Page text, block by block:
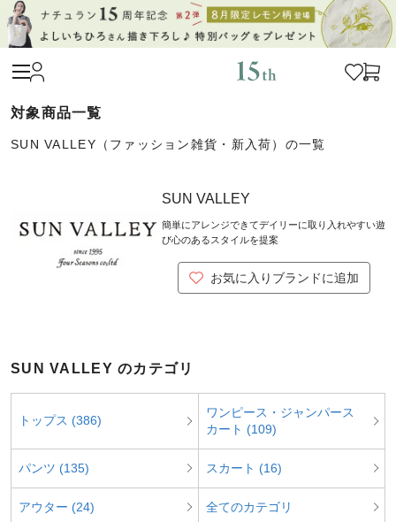
SUN VALLEY（ファッション雑貨・新入荷）の一覧
SUN VALLEY
簡単にアレンジできてデイリーに取り入れやすい遊
び心のあるスタイルを提案
お気に入りブランドに追加
SUN VALLEY のカテゴリ
トップス (386)
ワンピース・ジャンパース
カート (109)
パンツ (135) スカート (16)
アウター (24) 全てのカテゴリ